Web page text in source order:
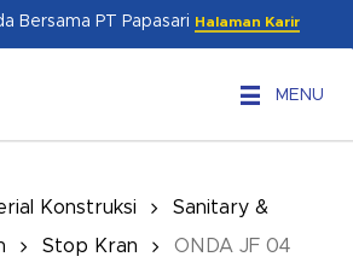
Bersama PT Papasari Halaman Karir
MENU
Konstruksi
Sanitary &
Stop Kran
ONDA JF 04
Menu